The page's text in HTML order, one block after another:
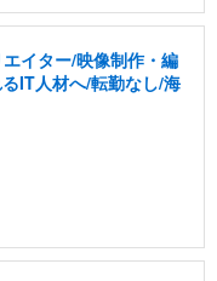
イター/映像制作・編
IT人材へ/転勤なし/海